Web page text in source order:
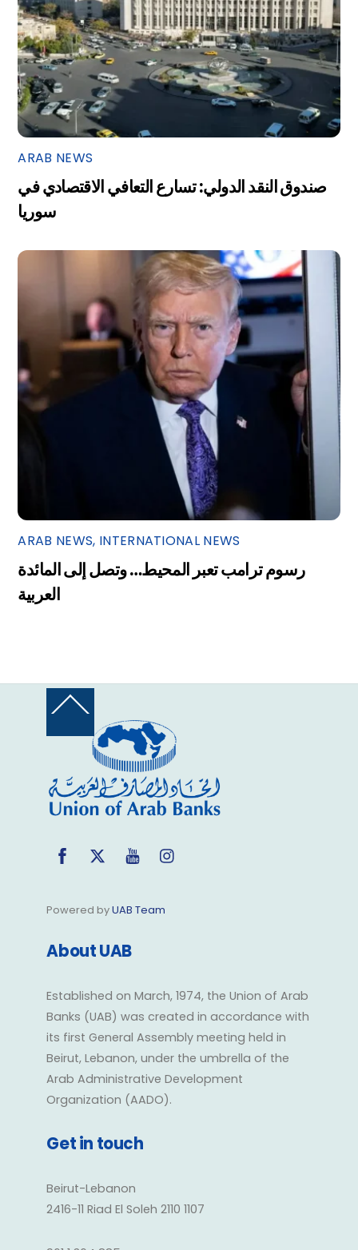
ARAB NEWS
صندوق النقد الدولي: تسارع التعافي الاقتصادي في
سوريا
ARAB NEWS, INTERNATIONAL NEWS
رسوم ترامب تعبر المحيط… وتصل إلى المائدة
العربية
Back
Top
Facebook
Twitter YouTube
Powered byUAB Team
About UAB
Established on March, 1974, the Union of Arab
Banks (UAB) was created in accordance with
its first General Assembly meeting held in
Beirut, Lebanon, under the umbrella of the
Arab Administrative Development
Organization (AADO).
Get in touch
Beirut-Lebanon
2416-11 Riad El Soleh 2110 1107